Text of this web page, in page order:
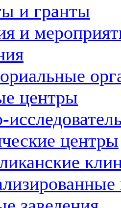
и гранты
и
центры
центры